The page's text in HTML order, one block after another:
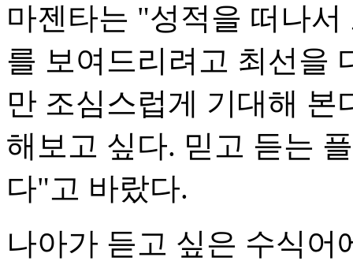
마젠타는 "성적을 떠나
를 보여드리려고 최선을
만 조심스럽게 기대해 본
해보고 싶다. 믿고 듣는
다"고 바랐다.
나아가 듣고 싶은 수식